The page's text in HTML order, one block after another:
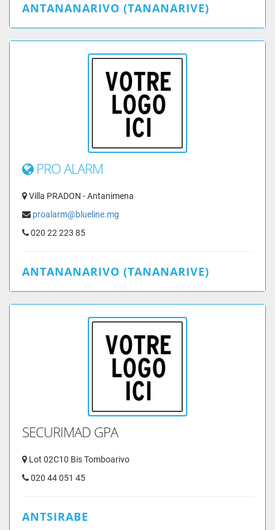
ANTANANARIVO (TANANARIVE)
PRO ALARM
Villa PRADON - Antanimena
proalarm@blueline.mg
020 22 223 85
ANTANANARIVO (TANANARIVE)
SECURIMAD GPA
Lot 02C10 Bis Tomboarivo
020 44 051 45
ANTSIRABE